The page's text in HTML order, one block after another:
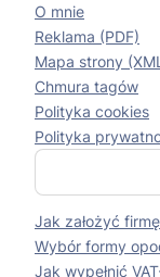
O mnie
Reklama (PDF)
Mapa strony
Chmura tagów
Polityka cookies
Polityka
S
k
a
Jak założyć firmę
Wybór formy
Jak wypełnić